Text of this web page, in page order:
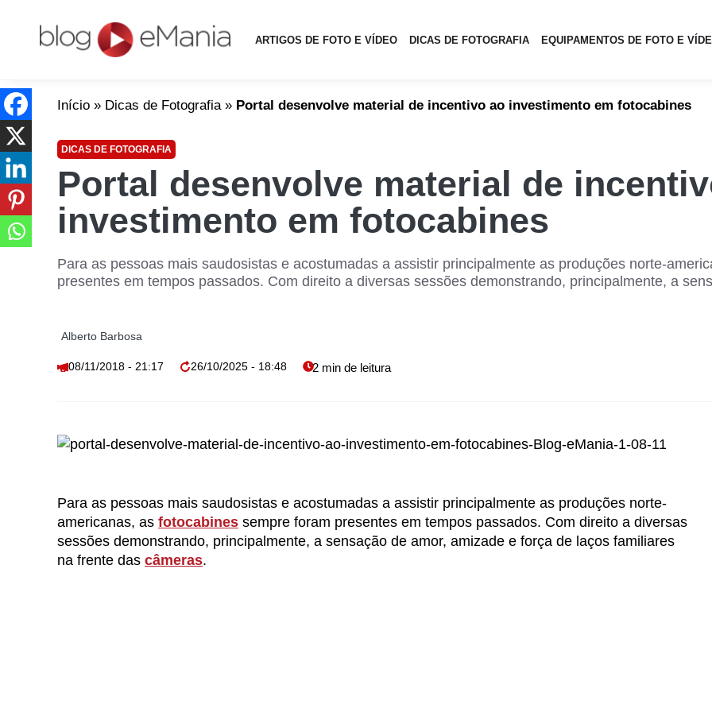
ARTIGOS DE FOTO E VÍDEO DICAS DE FOTOGRAFIA EQUIPAMENTOS DE FOTO E
Início » Dicas de Fotografia» Portal desenvolve material de incentivo ao investimento em fotocabines
DICAS DE FOTOGRAFIA
Portal desenvolve material de
investimento em fotocabines
Para as pessoas mais saudosistas e acostumadas a assistir principalmente as produções norte-
presentes em tempos passados. Com direito a diversas sessões demonstrando, principalmente, a
Alberto Barbosa
08/11/2018 - 21:17 26/10/2025 - 18:48
Para as pessoas mais saudosistas e acostumadas a assistir principalmente as produções norte-
americanas, as fotocabines sempre foram presentes em tempos passados. Com direito a diversas
sessões demonstrando, principalmente, a sensação de amor, amizade e força de laços familiares
na frente das câmeras.